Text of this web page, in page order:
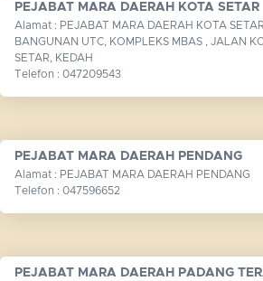
PEJABAT MARA DAERAH KOTA SETAR
Alamat : PEJABAT MARA DAERAH KOTA
BANGUNAN UTC, KOMPLEKS MBAS , JALAN
SETAR, KEDAH
Telefon : 047209543
PEJABAT MARA DAERAH PENDANG
Alamat : PEJABAT MARA DAERAH PENDANG
Telefon : 047596652
PEJABAT MARA DAERAH PADANG